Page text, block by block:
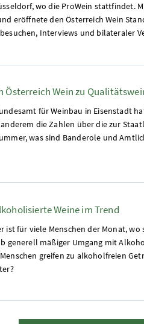
wo die ProWein stattfindet.
eröffnete den Österreich Wein
Interviews und bilateraler
Österreich Wein zu
für Weinbau in Eisenstadt
die Zahlen über die zur
was sind Banderole und
Weine im Trend
ist für viele Menschen der Monat,
generell mäßiger Umgang mit
greifen zu alkoholfreien